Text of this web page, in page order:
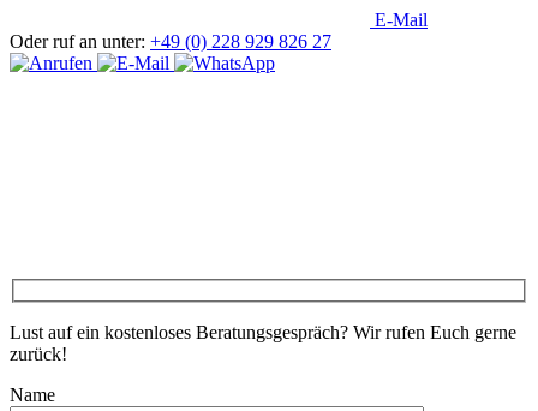
E-Mail
Oder ruf an unter: +49 (0) 228 929 826 27
Lust auf ein kostenloses Beratungsgespräch? Wir rufen Euch gerne
zurück!
Name